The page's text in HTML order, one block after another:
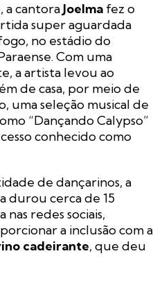
a cantoraJoelma fez o
super aguardada
no estádio do
Com uma
a artista levou ao
de casa, por meio de
uma seleção musical de
“Dançando Calypso”
conhecido como
de dançarinos, a
durou cerca de 15
redes sociais,
a inclusão com a
cadeirante, que deu